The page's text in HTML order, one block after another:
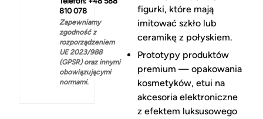
810 078
Zapewniamy
zgodność z
rozporządzeniem
UE 2023/988
(GPSR) oraz innymi
obowiązującymi
normami.
figurki, które mają
imitować szkło lub
ceramikę z połyskiem.
Prototypy produktów
premium — opakowania
kosmetyków, etui na
akcesoria elektroniczne
z efektem luksusowego